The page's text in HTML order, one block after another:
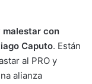
malestar con
Caputo. Están
al PRO y
alianza